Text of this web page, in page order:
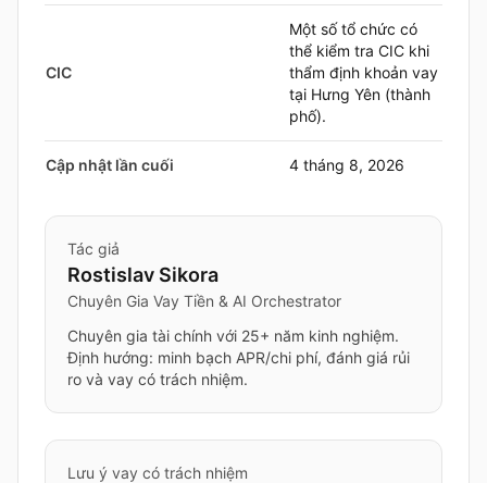
CIC
Một số tổ chức có
thể kiểm tra CIC khi
thẩm định khoản vay
tại Hưng Yên (thành
phố).
Cập nhật lần cuối 4 tháng 8, 2026
Tác giả
Rostislav Sikora
Chuyên Gia Vay Tiền & AI Orchestrator
Chuyên gia tài chính với 25+ năm kinh nghiệm.
Định hướng: minh bạch APR/chi phí, đánh giá rủi
ro và vay có trách nhiệm.
Lưu ý vay có trách nhiệm